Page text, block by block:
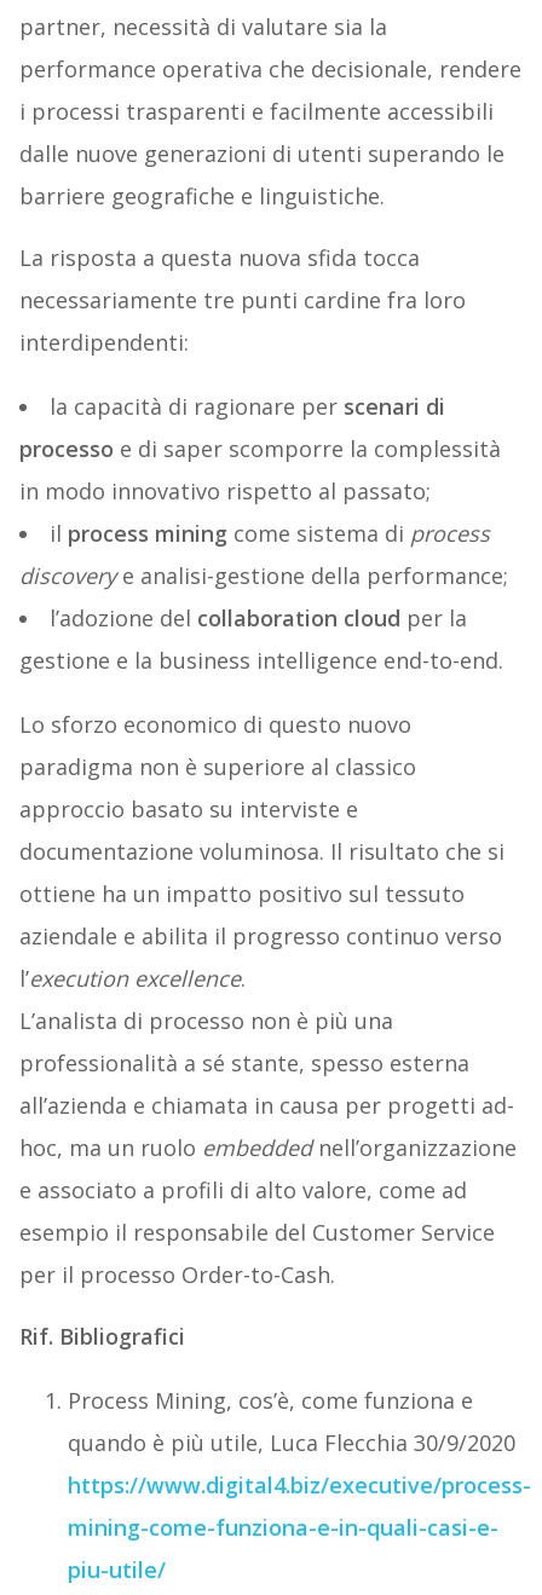
partner, necessità di valutare sia la
performance operativa che decisionale, rendere
i processi trasparenti e facilmente accessibili
dalle nuove generazioni di utenti superando le
barriere geografiche e linguistiche.
La risposta a questa nuova sfida tocca
necessariamente tre punti cardine fra loro
interdipendenti:
la capacità di ragionare per scenari di
processo e di saper scomporre la complessità
in modo innovativo rispetto al passato;
il process mining come sistema di process
discoverye analisi-gestione della performance;
l’adozione del collaboration cloud per la
gestione e la business intelligence end-to-end.
Lo sforzo economico di questo nuovo
paradigma non è superiore al classico
approccio basato su interviste e
documentazione voluminosa. Il risultato che si
ottiene ha un impatto positivo sul tessuto
aziendale e abilita il progresso continuo verso
l’execution excellence.
L’analista di processo non è più una
professionalità a sé stante, spesso esterna
all’azienda e chiamata in causa per progetti ad-
hoc, ma un ruolo embeddednell’organizzazione
e associato a profili di alto valore, come ad
esempio il responsabile del Customer Service
per il processo Order-to-Cash.
Rif. Bibliografici
Process Mining, cos’è, come funziona e
quando è più utile, Luca Flecchia 30/9/2020
https://www.digital4.biz/executive/process-
mining-come-funziona-e-in-quali-casi-e-
piu-utile/